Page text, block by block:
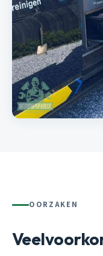
OORZAKEN